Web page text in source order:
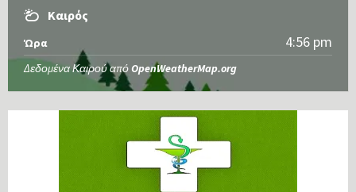
Καιρός
Ώρα 4:56 pm
Δεδομένα Καιρού από OpenWeatherMap.org